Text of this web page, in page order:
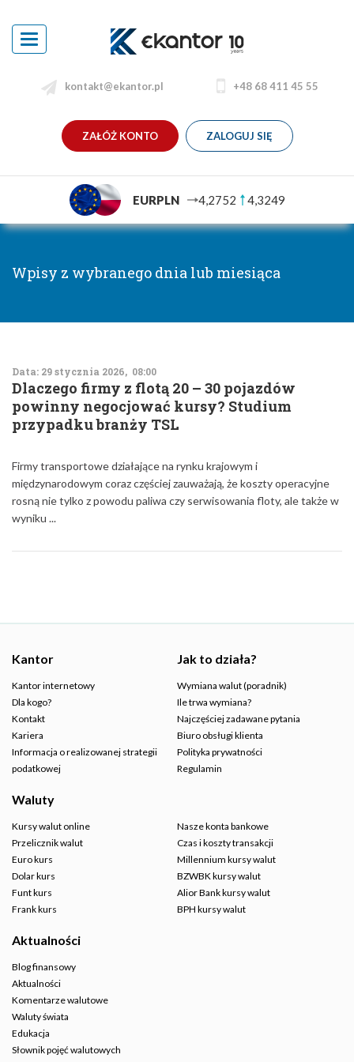
Toggle
navigation
kontakt@ekantor.pl +48 68 411 45 55
ZAŁÓŻ KONTO ZALOGUJ SIĘ
EURPLN 4,2752 4,3249
Wpisy z wybranego dnia lub miesiąca
Data: 29 stycznia 2026, 08:00
Dlaczego firmy z flotą 20 – 30 pojazdów
powinny negocjować kursy? Studium
przypadku branży TSL
Firmy transportowe działające na rynku krajowym i
międzynarodowym coraz częściej zauważają, że koszty operacyjne
rosną nie tylko z powodu paliwa czy serwisowania floty, ale także w
wyniku ...
Kantor
Kantor internetowy
Dla kogo?
Kontakt
Kariera
Informacja o realizowanej strategii
podatkowej
Jak to działa?
Wymiana walut (poradnik)
Ile trwa wymiana?
Najczęściej zadawane pytania
Biuro obsługi klienta
Polityka prywatności
Regulamin
Waluty
Kursy walut online
Przelicznik walut
Euro kurs
Dolar kurs
Funt kurs
Frank kurs
Nasze konta bankowe
Czas i koszty transakcji
Millennium kursy walut
BZWBK kursy walut
Alior Bank kursy walut
BPH kursy walut
Aktualności
Blog finansowy
Aktualności
Komentarze walutowe
Waluty świata
Edukacja
Słownik pojęć walutowych